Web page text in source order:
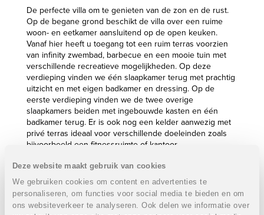
Deze website maakt gebruik van cookies
We gebruiken cookies om content en advertenties te
personaliseren, om functies voor social media te bieden en om
ons websiteverkeer te analyseren. Ook delen we informatie over
De perfecte villa om te genieten van de zon en de rust.
Op de begane grond beschikt de villa over een ruime
woon- en eetkamer aansluitend op de open keuken.
Vanaf hier heeft u toegang tot een ruim terras voorzien
van infinity zwembad, barbecue en een mooie tuin met
verschillende recreatieve mogelijkheden. Op deze
verdieping vinden we één slaapkamer terug met prachtig
uitzicht en met eigen badkamer en dressing. Op de
eerste verdieping vinden we de twee overige
slaapkamers beiden met ingebouwde kasten en één
badkamer terug. Er is ook nog een kelder aanwezig met
privé terras ideaal voor verschillende doeleinden zoals
bijvoorbeeld een fitnessruimte of kantoor.
Gelegen in een luxe woonwijk die uitsluitend toegankelijk
adembenemende uitzichten bieden op zee. Een ideaal
gebied voor zij die een unieke luxe villa wensen aan te
kopen met een design dat aan de persoonlijke wensen is